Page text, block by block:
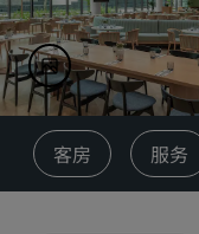
客房 服务